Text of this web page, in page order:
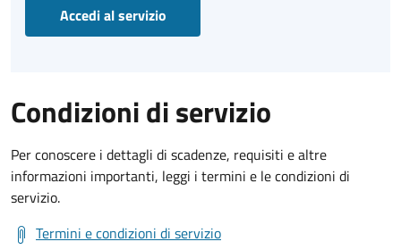
Accedi al servizio
Condizioni di servizio
Per conoscere i dettagli di scadenze, requisiti e altre
informazioni importanti, leggi i termini e le condizioni di
servizio.
Termini e condizioni di servizio